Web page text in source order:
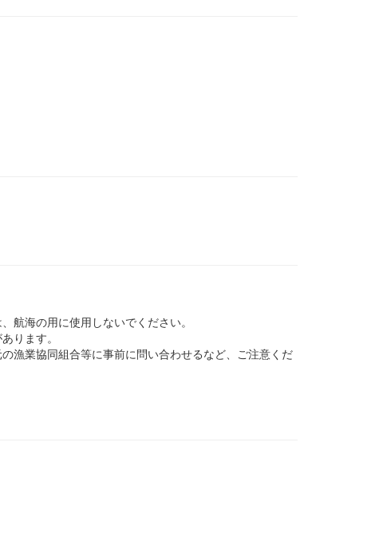
海の用に使用しないでください。
ります。
漁業協同組合等に事前に問い合わせるなど、ご注意くだ